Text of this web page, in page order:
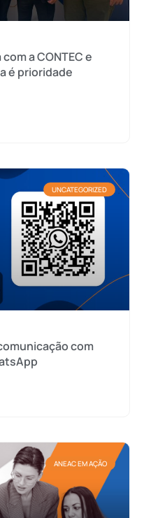
a CONTEC e
é prioridade
UNCATEGORIZED
com
ANEAC EM AÇÃO